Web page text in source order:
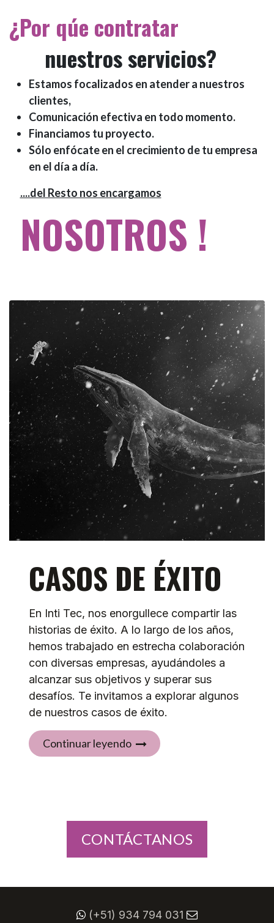
¿Por qúe contratar
​nuestros servicios?
Estamos focalizados en atender a nuestros
clientes,
Comunicación efectiva en todo momento.
Financiamos tu proyecto.
Sólo enfócate en el crecimiento de tu empresa
en el día a día.
....del Resto nos encargamos
NOSOTROS !
CASOS DE ÉXITO
En Inti Tec, nos enorgullece compartir las
historias de éxito. A lo largo de los años,
hemos trabajado en estrecha colaboración
con diversas empresas, ayudándoles a
alcanzar sus objetivos y superar sus
desafíos. Te invitamos a explorar algunos
de nuestros casos de éxito.
Continuar leyendo
CONTÁCTANOS
(+51) 934 794 031